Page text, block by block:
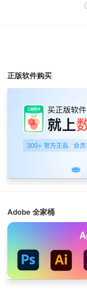
正版软件购买
Adobe 全家桶